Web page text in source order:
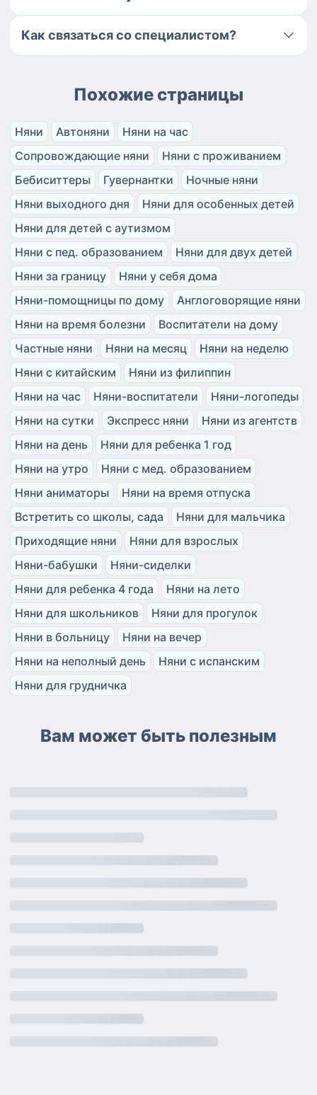
Как связаться со специалистом?
Похожие страницы
Няни Автоняни
Няни на час
Сопровождающие няни
Няни с проживанием
Бебиситтеры
Гувернантки
Ночные няни
Няни выходного дня
Няни для особенных детей
Няни для детей с аутизмом
Няни с пед. образованием
Няни для двух детей
Няни за границу
Няни у себя дома
Няни-помощницы по дому
Англоговорящие няни
Няни на время болезни
Воспитатели на дому
Частные няни
Няни на месяц
Няни на неделю
Няни с китайским
Няни из филиппин
Няни на час
Няни-воспитатели
Няни-логопеды
Няни на сутки
Экспресс няни
Няни из агентств
Няни на день
Няни для ребенка 1 год
Няни на утро
Няни с мед. образованием
Няни аниматоры
Няни на время отпуска
Встретить со школы, сада
Няни для мальчика
Приходящие няни
Няни для взрослых
Няни-бабушки
Няни-сиделки
Няни для ребенка 4 года
Няни на лето
Няни для школьников
Няни для прогулок
Няни в больницу
Няни на вечер
Няни на неполный день
Няни с испанским
Няни для грудничка
Вам может быть полезным